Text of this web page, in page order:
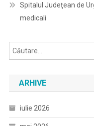
Spitalul Judeţean de
medicali
ARHIVE
iulie 2026